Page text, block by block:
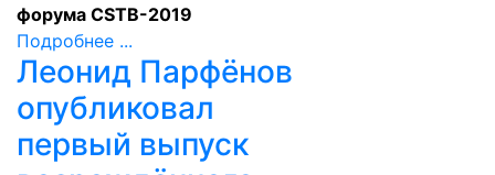
форума CSTB-2019
Подробнее ...
Леонид Парфёнов
опубликовал
первый выпуск